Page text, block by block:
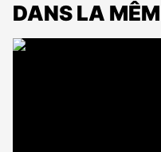
DANS LA